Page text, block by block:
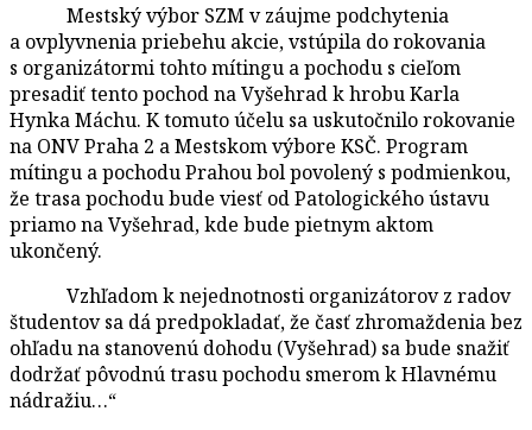
Mestský výbor SZM v záujme podchytenia
a ovplyvnenia priebehu akcie, vstúpila do rokovania
s organizátormi tohto mítingu a pochodu s cieľom
presadiť tento pochod na Vyšehrad k hrobu Karla
Hynka Máchu. K tomuto účelu sa uskutočnilo rokovanie
na ONV Praha 2 a Mestskom výbore KSČ. Program
mítingu a pochodu Prahou bol povolený s podmienkou,
že trasa pochodu bude viesť od Patologického ústavu
priamo na Vyšehrad, kde bude pietnym aktom
ukončený.
Vzhľadom k nejednotnosti organizátorov z radov
študentov sa dá predpokladať, že časť zhromaždenia bez
ohľadu na stanovenú dohodu (Vyšehrad) sa bude snažiť
dodržať pôvodnú trasu pochodu smerom k Hlavnému
nádražiu…“